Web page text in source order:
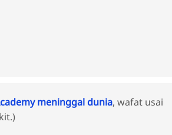
meninggal dunia, wafat usai